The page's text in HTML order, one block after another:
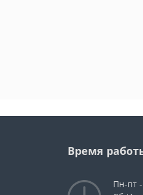
Время
Пн-пт